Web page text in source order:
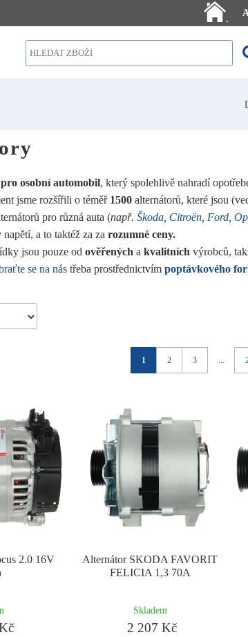
.
osobní automobil, který spolehlivě nahradí
jsme rozšířili o téměř 1500 alternátorů, které jsou
pro různá auta (např. Škoda, Citroën, Ford,
a to taktéž za za rozumné ceny.
jsou pouze od ověřených a kvalitních výrobců,
se na nástřeba prostřednictvím poptávkového
1 2 3 ...
2.0 16V
Alternátor SKODA FAVORIT
FELICIA 1,3 70A
Skladem
2 207 Kč